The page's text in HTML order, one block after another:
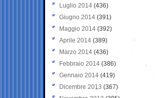
Luglio 2014 (436)
Giugno 2014 (391)
Maggio 2014 (392)
Aprile 2014 (389)
Marzo 2014 (436)
Febbraio 2014 (386)
Gennaio 2014 (419)
Dicembre 2013 (367)